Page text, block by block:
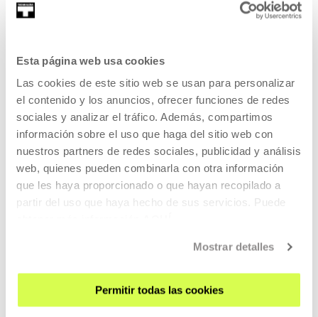
Esta página web usa cookies
Las cookies de este sitio web se usan para personalizar
el contenido y los anuncios, ofrecer funciones de redes
sociales y analizar el tráfico. Además, compartimos
información sobre el uso que haga del sitio web con
nuestros partners de redes sociales, publicidad y análisis
web, quienes pueden combinarla con otra información
que les haya proporcionado o que hayan recopilado a
partir del uso que haya hecho de sus servicios. Puede
Mostrar detalles
Permitir todas las cookies
Autores/as
Michał Frydrych, nacido en 1980, se licenció en Pintura por
la Academia de Bellas Artes...
Invitados/as
Michał Frydrych, nacido en 1980, se licenció en Pintura por
la Academia de Bellas Artes...